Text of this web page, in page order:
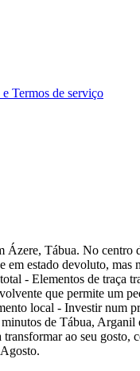
Termos de serviço
Ázere, Tábua. No
em estado devoluto,
- Elementos de traça
que permite um
local - Investir num
minutos de Tábua,
transformar ao seu